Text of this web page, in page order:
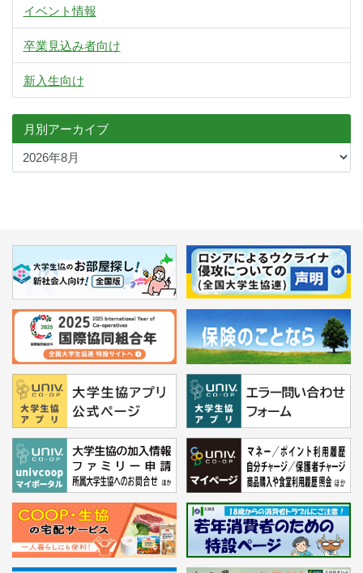
イベント情報
卒業見込み者向け
新入生向け
月別アーカイブ